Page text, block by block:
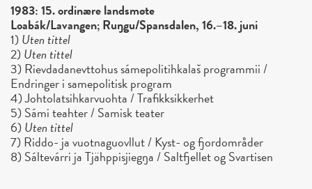
1983: 15. ordinære landsmøte
Loabák/Lavangen; Ruŋgu/Spansdalen, 16.–18. juni
1)Uten tittel
2)Uten tittel
3) Rievdadanevttohus sámepolitihkalaš programmii /
Endringer i samepolitisk program
4) Johtolatsihkarvuohta / Trafikksikkerhet
5) Sámi teahter / Samisk teater
6)Uten tittel
7) Riddo- ja vuotnaguovllut / Kyst- og fjordområder
8) Sáltevárri ja Tjähppisjiegŋa / Saltfjellet og Svartisen